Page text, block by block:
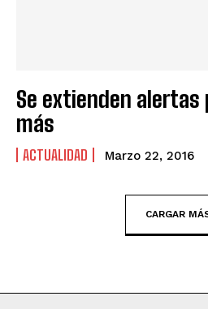
Se extienden alertas
más
ACTUALIDAD Marzo 22, 2016
CARGAR